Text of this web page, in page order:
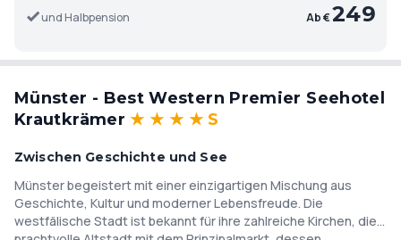
und Halbpension
Ab €249
Münster - Best Western Premier Seehotel
Krautkrämer★★ ★ ★ S
Zwischen Geschichte und See
Münster begeistert mit einer einzigartigen Mischung aus
Geschichte, Kultur und moderner Lebensfreude. Die
westfälische Stadt ist bekannt für ihre zahlreiche Kirchen, die